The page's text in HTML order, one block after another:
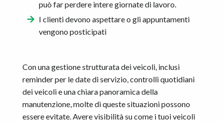
può far perdere intere giornate di lavoro.
I clienti devono aspettare o gli appuntamenti
vengono posticipati
Con una gestione strutturata dei veicoli, inclusi
reminder per le date di servizio, controlli quotidiani
dei veicoli e una chiara panoramica della
manutenzione, molte di queste situazioni possono
essere evitate. Avere visibilità su come i tuoi veicoli